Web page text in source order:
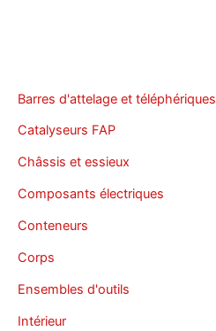
Barres d'attelage et téléphériques
Catalyseurs FAP
Châssis et essieux
Composants électriques
Conteneurs
Corps
Ensembles d'outils
Intérieur